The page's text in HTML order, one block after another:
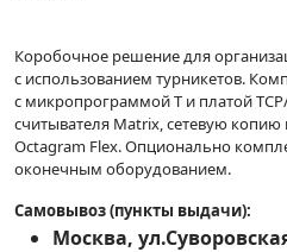
Коробочное решение для
с использованием турникетов.
с микропрограммой Т и платой
считывателя Matrix, сетевую
Octagram Flex. Опционально
оконечным оборудованием.
Самовывоз (пункты выдачи):
Москва,